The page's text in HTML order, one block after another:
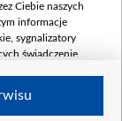
Ciebie naszych
informacje
sygnalizatory
świadczenie